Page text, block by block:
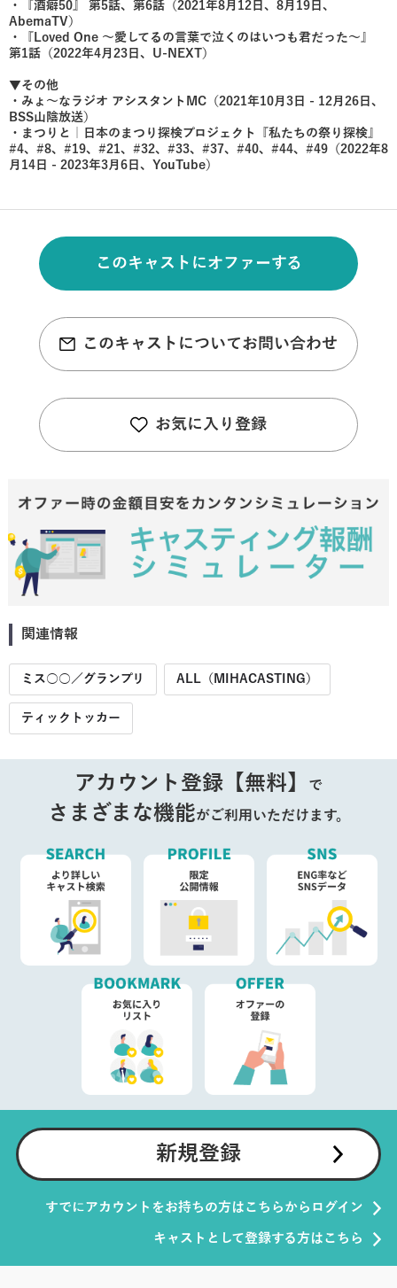
・『酒癖50』 第5話、第6話（2021年8月12日、8月19日、
AbemaTV）
・『Loved One 〜愛してるの言葉で泣くのはいつも君だった〜』
第1話（2022年4月23日、U-NEXT）
▼その他
・みょ〜なラジオ アシスタントMC（2021年10月3日 - 12月26日、
BSS山陰放送）
・まつりと｜日本のまつり探検プロジェクト『私たちの祭り探検』
#4、#8、#19、#21、#32、#33、#37、#40、#44、#49（2022年8
月14日 - 2023年3月6日、YouTube）
このキャストにオファーする
このキャストについてお問い合わせ
お気に入り登録
関連情報
ミス○○／グランプリ ALL（MIHACASTING）
ティックトッカー
アカウント登録【無料】 で
さまざまな機能がご利用いただけます。
新規登録
すでにアカウントをお持ちの方はこちらからログイン
キャストとして登録する方はこちら